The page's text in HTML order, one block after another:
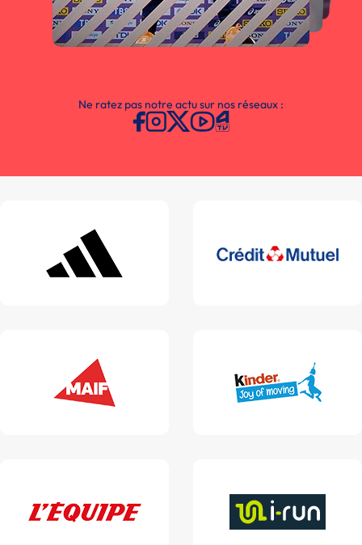
Ne ratez pas notre actu sur nos réseaux :